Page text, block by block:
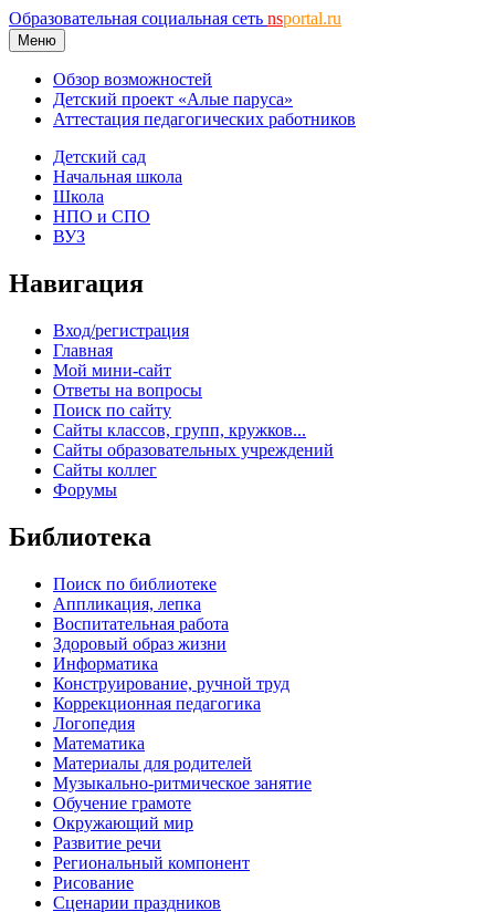
Образовательная социальная сеть nsportal.ru
Меню
Обзор возможностей
Детский проект «Алые паруса»
Аттестация педагогических работников
Детский сад
Начальная школа
Школа
НПО и СПО
ВУЗ
Навигация
Вход/регистрация
Главная
Мой мини-сайт
Ответы на вопросы
Поиск по сайту
Сайты классов, групп, кружков...
Сайты образовательных учреждений
Сайты коллег
Форумы
Библиотека
Поиск по библиотеке
Аппликация, лепка
Воспитательная работа
Здоровый образ жизни
Информатика
Конструирование, ручной труд
Коррекционная педагогика
Логопедия
Математика
Материалы для родителей
Музыкально-ритмическое занятие
Обучение грамоте
Окружающий мир
Развитие речи
Региональный компонент
Рисование
Сценарии праздников